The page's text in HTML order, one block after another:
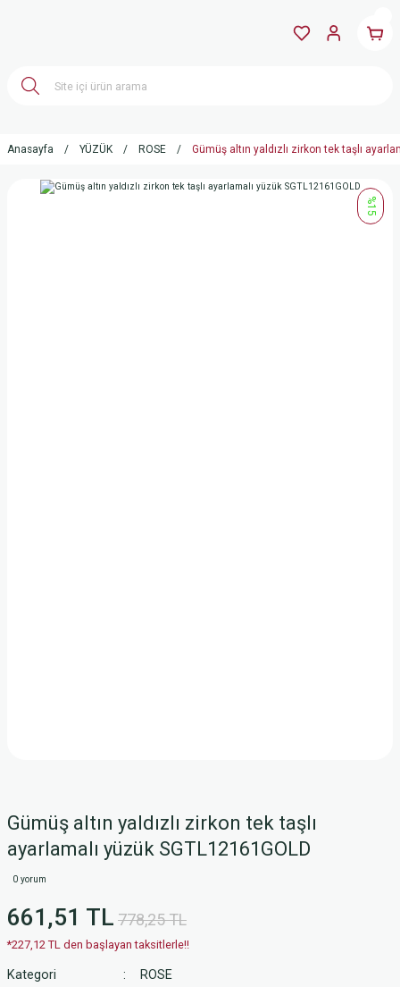
Anasayfa YÜZÜK ROSE Gümüş altın yaldızlı zirkon tek taşlı
%15
Gümüş altın yaldızlı zirkon tek taşlı
ayarlamalı yüzük SGTL12161GOLD
0 yorum
661,51 TL 778,25 TL
*227,12 TL den başlayan taksitlerle!!
Kategori
ROSE